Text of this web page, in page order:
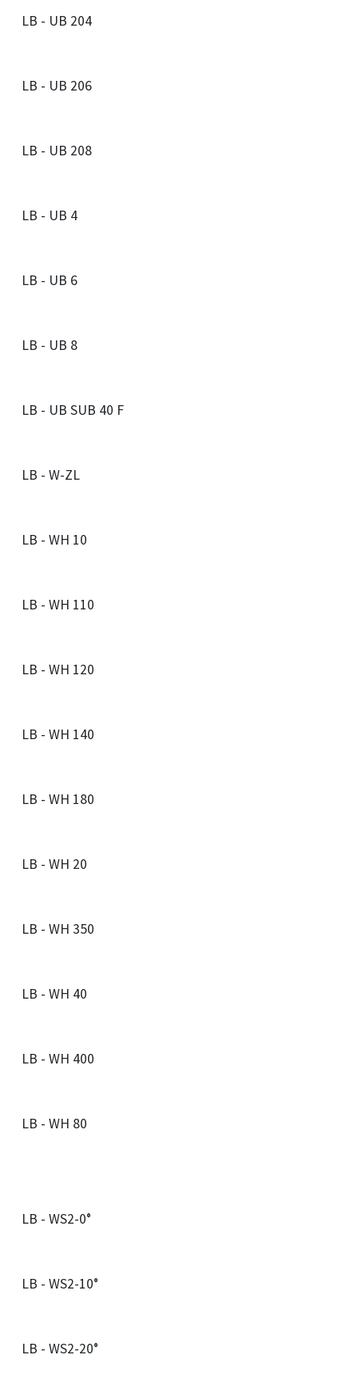
LB - UB 204
LB - UB 206
LB - UB 208
LB - UB 4
LB - UB 6
LB - UB 8
LB - UB SUB 40 F
LB - W-ZL
LB - WH 10
LB - WH 110
LB - WH 120
LB - WH 140
LB - WH 180
LB - WH 20
LB - WH 350
LB - WH 40
LB - WH 400
LB - WH 80
LB - WS2-0°
LB - WS2-10°
LB - WS2-20°